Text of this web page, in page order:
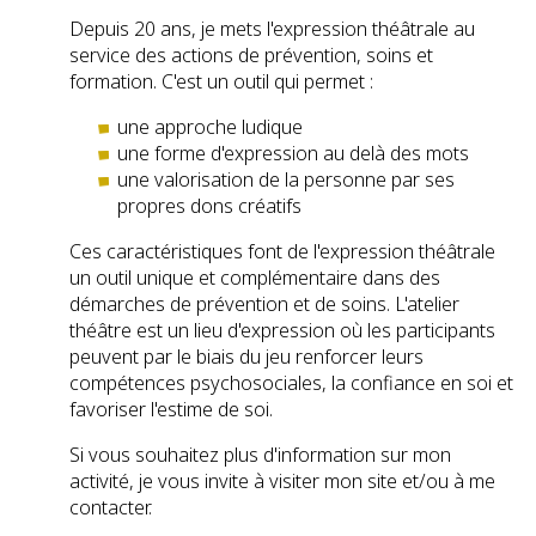
Depuis 20 ans, je mets l'expression théâtrale au
service des actions de prévention, soins et
formation. C'est un outil qui permet :
une approche ludique
une forme d'expression au delà des mots
une valorisation de la personne par ses
propres dons créatifs
Ces caractéristiques font de l'expression théâtrale
un outil unique et complémentaire dans des
démarches de prévention et de soins. L'atelier
théâtre est un lieu d'expression où les participants
peuvent par le biais du jeu renforcer leurs
compétences psychosociales, la confiance en soi et
favoriser l'estime de soi.
Si vous souhaitez plus d'information sur mon
activité, je vous invite à visiter mon site et/ou à me
contacter.